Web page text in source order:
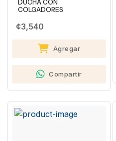
DUCHA CON
COLGADORES
¢3,540
Agregar
Compartir